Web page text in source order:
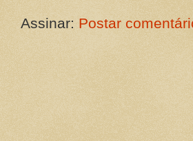
Assinar: Postar